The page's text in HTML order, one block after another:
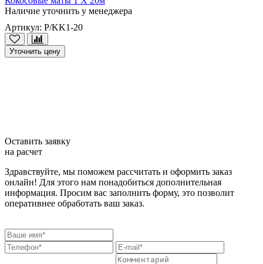
Наличие уточнить у менеджера
Артикул: P/KK1-20
Уточнить цену
Оставить заявку
на расчет
Здравствуйте, мы поможем рассчитать и оформить заказ
онлайн! Для этого нам понадобиться дополнительная
информация. Просим вас заполнить форму, это позволит
оперативнее обработать ваш заказ.